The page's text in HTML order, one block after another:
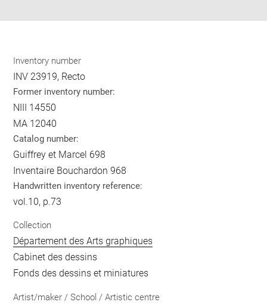
Inventory number
INV 23919, Recto
Former inventory number:
NIII 14550
MA 12040
Catalog number:
Guiffrey et Marcel 698
Inventaire Bouchardon 968
Handwritten inventory reference:
vol.10, p.73
Collection
Département des Arts graphiques
Cabinet des dessins
Fonds des dessins et miniatures
Artist/maker / School / Artistic centre